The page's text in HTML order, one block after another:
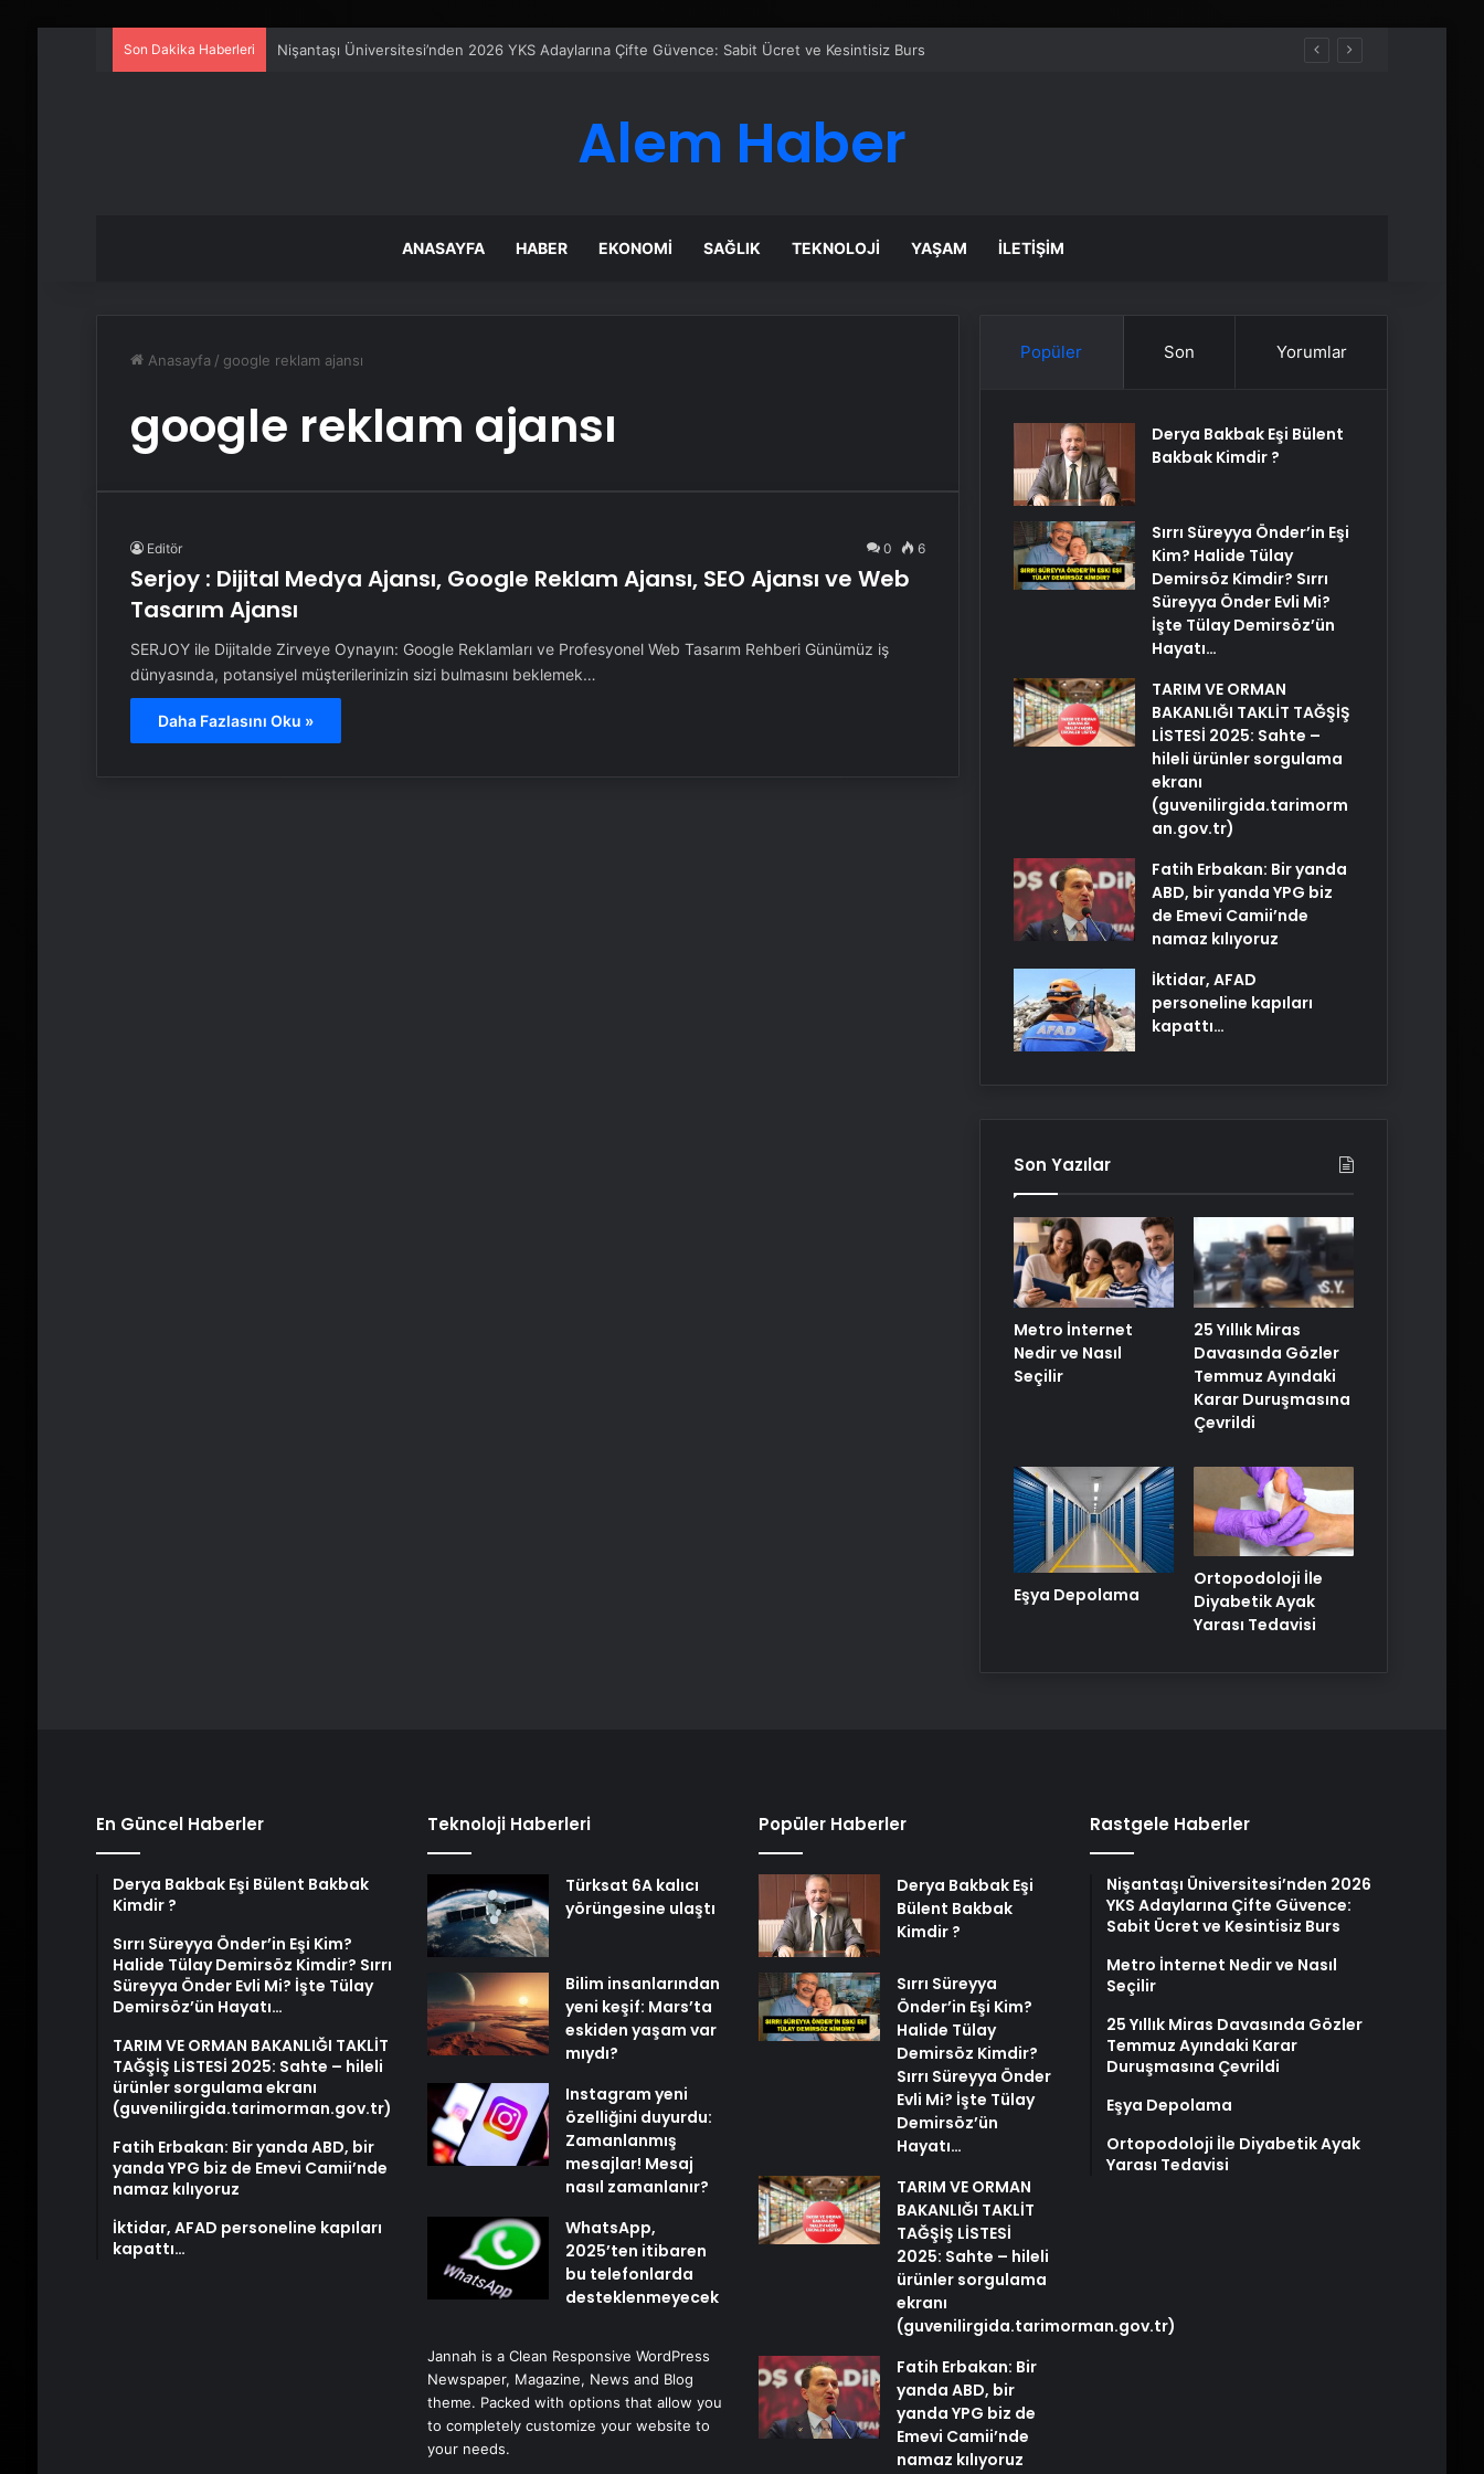
Son Dakika Haberleri Nişantaşı Üniversitesi’nden 2026 YKS Adaylarına Çifte Güvence: Sabit Ücret ve Kesintisiz Burs
Alem Haber
ANASAYFA HABER EKONOMI SAĞLIK TEKNOLOJI YAŞAM İLETIŞIM
Anasayfa / google reklam ajansı
google reklam ajansı
Editör 0 6
Serjoy : Dijital Medya Ajansı, Google Reklam Ajansı, SEO Ajansı ve Web
Tasarım Ajansı
SERJOY ile Dijitalde Zirveye Oynayın: Google Reklamları ve Profesyonel Web Tasarım Rehberi Günümüz iş
dünyasında, potansiyel müşterilerinizin sizi bulmasını beklemek…
Daha Fazlasını Oku »
Popüler Son Yorumlar
Derya Bakbak Eşi Bülent
Bakbak Kimdir ?
Sırrı Süreyya Önder’in Eşi
Kim? Halide Tülay
Demirsöz Kimdir? Sırrı
Süreyya Önder Evli Mi?
İşte Tülay Demirsöz’ün
Hayatı…
TARIM VE ORMAN
BAKANLIĞI TAKLİT TAĞŞİŞ
LİSTESİ 2025: Sahte –
hileli ürünler sorgulama
ekranı
(guvenilirgida.tarimorm
an.gov.tr)
Fatih Erbakan: Bir yanda
ABD, bir yanda YPG biz
de Emevi Camii’nde
namaz kılıyoruz
İktidar, AFAD
personeline kapıları
kapattı…
Son Yazılar
Metro İnternet
Nedir ve Nasıl
Seçilir
25 Yıllık Miras
Davasında Gözler
Temmuz Ayındaki
Karar Duruşmasına
Çevrildi
Eşya Depolama
Ortopodoloji İle
Diyabetik Ayak
Yarası Tedavisi
En Güncel Haberler
Derya Bakbak Eşi Bülent Bakbak
Kimdir ?
Sırrı Süreyya Önder’in Eşi Kim?
Halide Tülay Demirsöz Kimdir? Sırrı
Süreyya Önder Evli Mi? İşte Tülay
Demirsöz’ün Hayatı…
TARIM VE ORMAN BAKANLIĞI TAKLİT
TAĞŞİŞ LİSTESİ 2025: Sahte – hileli
ürünler sorgulama ekranı
(guvenilirgida.tarimorman.gov.tr)
Fatih Erbakan: Bir yanda ABD, bir
yanda YPG biz de Emevi Camii’nde
namaz kılıyoruz
İktidar, AFAD personeline kapıları
kapattı…
Teknoloji Haberleri
Türksat 6A kalıcı
yörüngesine ulaştı
Bilim insanlarından
yeni keşif: Mars’ta
eskiden yaşam var
mıydı?
Instagram yeni
özelliğini duyurdu:
Zamanlanmış
mesajlar! Mesaj
nasıl zamanlanır?
WhatsApp,
2025’ten itibaren
bu telefonlarda
desteklenmeyecek
Jannah is a Clean Responsive WordPress
Newspaper, Magazine, News and Blog
theme. Packed with options that allow you
to completely customize your website to
your needs.
Popüler Haberler
Derya Bakbak Eşi
Bülent Bakbak
Kimdir ?
Sırrı Süreyya
Önder’in Eşi Kim?
Halide Tülay
Demirsöz Kimdir?
Sırrı Süreyya Önder
Evli Mi? İşte Tülay
Demirsöz’ün
Hayatı…
TARIM VE ORMAN
BAKANLIĞI TAKLİT
TAĞŞİŞ LİSTESİ
2025: Sahte – hileli
ürünler sorgulama
ekranı
(guvenilirgida.tarimorman.gov.tr)
Fatih Erbakan: Bir
yanda ABD, bir
yanda YPG biz de
Emevi Camii’nde
namaz kılıyoruz
Rastgele Haberler
Nişantaşı Üniversitesi’nden 2026
YKS Adaylarına Çifte Güvence:
Sabit Ücret ve Kesintisiz Burs
Metro İnternet Nedir ve Nasıl
Seçilir
25 Yıllık Miras Davasında Gözler
Temmuz Ayındaki Karar
Duruşmasına Çevrildi
Eşya Depolama
Ortopodoloji İle Diyabetik Ayak
Yarası Tedavisi